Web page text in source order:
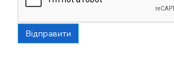
Відправити